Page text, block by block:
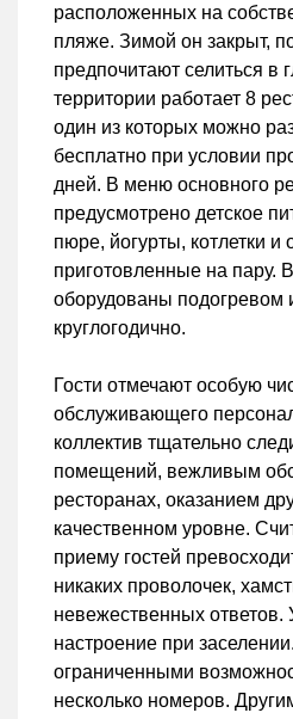
расположенных на
пляже. Зимой он закрыт,
предпочитают селиться в
территории работает 8
один из которых можно
бесплатно при условии
дней. В меню основного
предусмотрено детское
пюре, йогурты, котлетки и
приготовленные на пару.
оборудованы подогревом
круглогодично.
Гости отмечают особую
обслуживающего
коллектив тщательно
помещений, вежливым
ресторанах, оказанием
качественном уровне.
приему гостей
никаких проволочек,
невежественных
настроение при
ограниченными
несколько номеров.